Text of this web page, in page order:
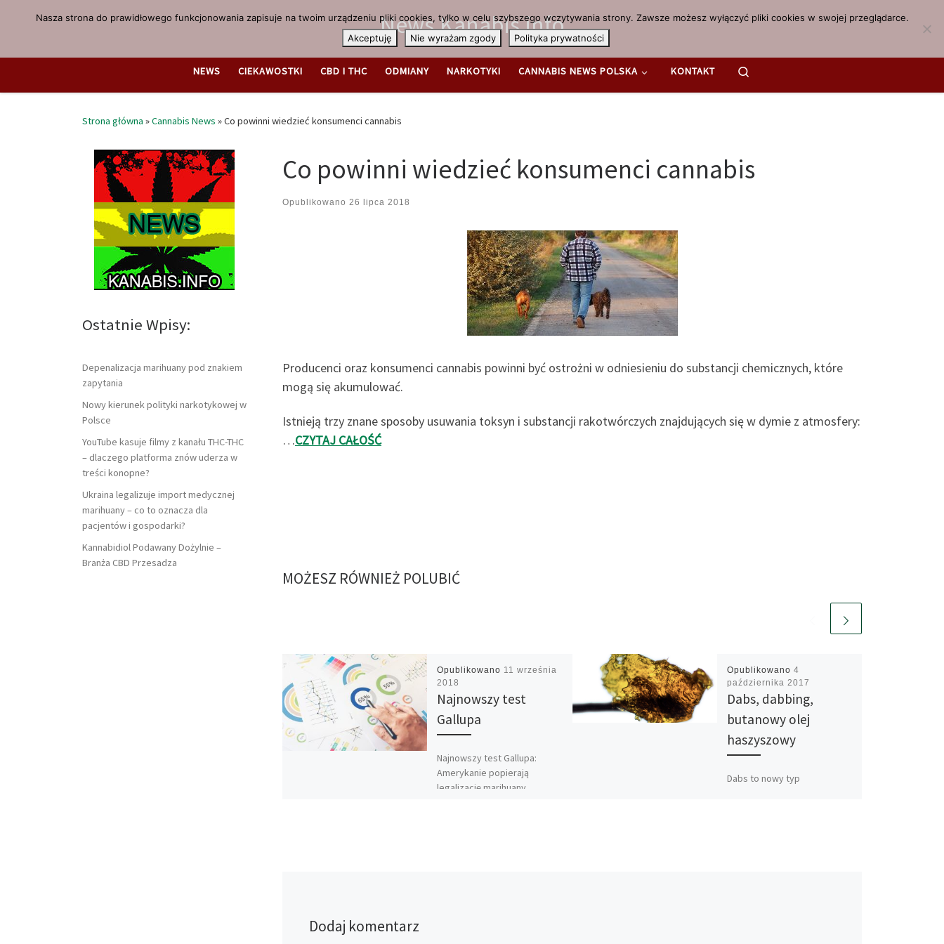
Przejdź do treści News.Kanabis.info
NEWS CIEKAWOSTKI CBD I THC ODMIANY NARKOTYKI CANNABIS NEWS POLSKA KONTAKT
Strona główna »Cannabis News »Co powinni wiedzieć konsumenci cannabis
Co powinni wiedzieć konsumenci cannabis
Opublikowano 26 lipca 2018
Producenci oraz konsumenci cannabis powinni być ostrożni w odniesieniu do substancji chemicznych, które
mogą się akumulować.
Istnieją trzy znane sposoby usuwania toksyn i substancji rakotwórczych znajdujących się w dymie z atmosfery:
…CZYTAJ CAŁOŚĆ
MOŻESZ RÓWNIEŻ POLUBIĆ
Opublikowano 11 września
2018
Najnowszy test
Gallupa
Najnowszy test Gallupa:
Amerykanie popierają
legalizację marihuany
Opublikowano 4
października 2017
Dabs, dabbing,
butanowy olej
haszyszowy
Dabs to nowy typ
Dodaj komentarz
Ostatnie Wpisy:
Depenalizacja marihuany pod znakiem
zapytania
Nowy kierunek polityki narkotykowej w
Polsce
YouTube kasuje filmy z kanału THC-THC
– dlaczego platforma znów uderza w
treści konopne?
Ukraina legalizuje import medycznej
marihuany – co to oznacza dla
pacjentów i gospodarki?
Kannabidiol Podawany Dożylnie –
Branża CBD Przesadza
Nasza strona do prawidłowego funkcjonowania zapisuje na twoim urządzeniu pliki cookies, tylko w celu szybszego wczytywania strony. Zawsze możesz wyłączyć pliki cookies w swojej przeglądarce.
Akceptuję
Nie wyrażam zgody Polityka prywatności